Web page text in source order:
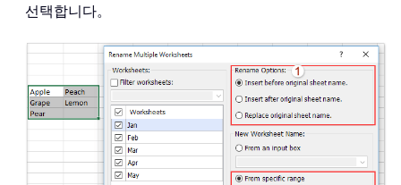
선택합니다。